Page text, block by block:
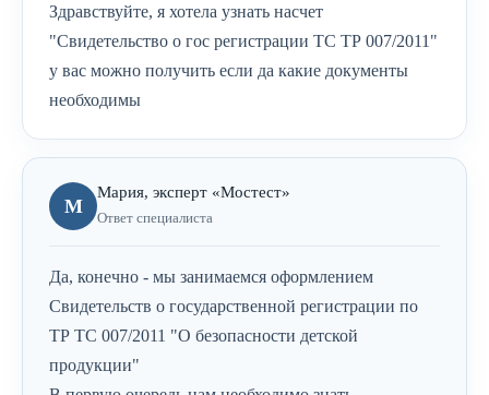
Здравствуйте, я хотела узнать насчет
"Свидетельство о гос регистрации ТС ТР 007/2011"
у вас можно получить если да какие документы
необходимы
М
Мария, эксперт «Мостест»
Ответ специалиста
Да, конечно - мы занимаемся оформлением
Свидетельств о государственной регистрации по
ТР ТС 007/2011 "О безопасности детской
продукции"